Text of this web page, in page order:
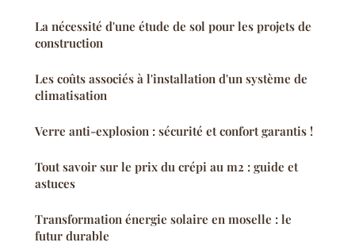
La nécessité d'une étude de sol pour les projets de
construction
Les coûts associés à l'installation d'un système de
climatisation
Verre anti-explosion : sécurité et confort garantis !
Tout savoir sur le prix du crépi au m2 : guide et
astuces
Transformation énergie solaire en moselle : le
futur durable